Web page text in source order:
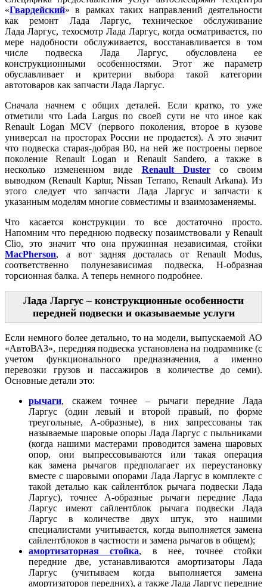
«Гвардейский» в рамках таких направлений деятельности
как ремонт Лада Ларгус, техническое обслуживание
Лада Ларгус, техосмотр Лада Ларгус, когда осматривается, по
мере надобности обслуживается, восстанавливается в том
числе подвеска Лада Ларгус, обусловлена ее
конструкционными особенностями. Этот же параметр
обуславливает и критерии выбора такой категории
автотоваров как запчасти Лада Ларгус.
Сначала начнем с общих деталей. Если кратко, то уже
отметили что Lada Largus по своей сути не что иное как
Renault Logan MCV (первого поколения, второе в кузове
универсал на просторах России не продается). А это значит
что подвеска старая-добрая B0, на ней же построены первое
поколение Renault Logan и Renault Sandero, а также в
несколько измененном виде Renault Dusterсо своим
выводком (Renault Kaptur, Nissan Terrano, Renault Arkana). Из
этого следует что запчасти Лада Ларгус и запчасти к
указанным моделям многие совместимы и взаимозаменяемы.
Что касается конструкции то все достаточно просто.
Напомним что переднюю подвеску позаимствовали у Renault
Clio, это значит что она пружинная независимая, стойки
MacPherson, а вот задняя досталась от Renault Modus,
соответственно полунезависимая подвеска, H-образная
торсионная балка. А теперь немного подробнее.
Лада Ларгус – конструкционные особенности
передней подвески и оказываемые услуги
Если немного более детально, то на модели, выпускаемой АО
«АвтоВАЗ», передняя подвеска установлена на подрамнике (с
учетом функционального предназначения, а именно
перевозки грузов и пассажиров в количестве до семи).
Основные детали это:
рычаги, скажем точнее – рычаги передние Лада
Ларгус (один левый и второй правый, по форме
треугольные, A-образные), в них запрессованы так
называемые шаровые опоры Лада Ларгус с пыльниками
(когда нашими мастерами проводится замена шаровых
опор, они выпрессовываются или такая операция
как замена рычагов предполагает их переустановку
вместе с шаровыми опорами Лада Ларгус в комплекте с
такой деталью как сайлентблок рычага подвески Лада
Ларгус), точнее A-образные рычаги передние Лада
Ларгус имеют сайлентблок рычага подвески Лада
Ларгус в количестве двух штук, это нашими
специалистами учитывается, когда выполняется замена
сайлентблоков в частности и замена рычагов в общем);
амортизаторная стойка, в нее, точнее стойки
передние две, устанавливаются амортизаторы Лада
Ларгус (учитываем когда выполняется замена
амортизаторов передних), а также Лада Ларгус передние